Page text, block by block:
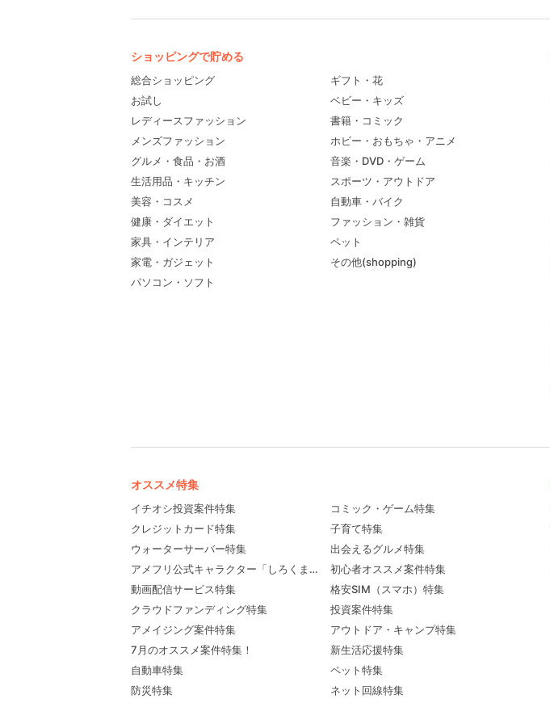
ショッピングで貯める
総合ショッピング
お試し
レディースファッション
メンズファッション
グルメ・食品・お酒
生活用品・キッチン
美容・コスメ
健康・ダイエット
家具・インテリア
家電・ガジェット
パソコン・ソフト
ギフト・花
ベビー・キッズ
書籍・コミック
ホビー・おもちゃ・アニメ
音楽・DVD・ゲーム
スポーツ・アウトドア
自動車・バイク
ファッション・雑貨
ペット
その他(shopping)
オススメ特集
イチオシ投資案件特集
クレジットカード特集
ウォーターサーバー特集
アメフリ公式キャラクター「しろくま先輩」プロフィール
動画配信サービス特集
クラウドファンディング特集
アメイジング案件特集
7月のオススメ案件特集！
自動車特集
防災特集
コミック・ゲーム特集
子育て特集
出会えるグルメ特集
初心者オススメ案件特集
格安SIM（スマホ）特集
投資案件特集
アウトドア・キャンプ特集
新生活応援特集
ペット特集
ネット回線特集